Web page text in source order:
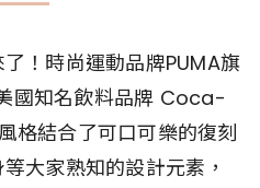
！時尚運動品牌PUMA旗
國知名飲料品牌 Coca-
格結合了可口可樂的復刻
大家熟知的設計元素，